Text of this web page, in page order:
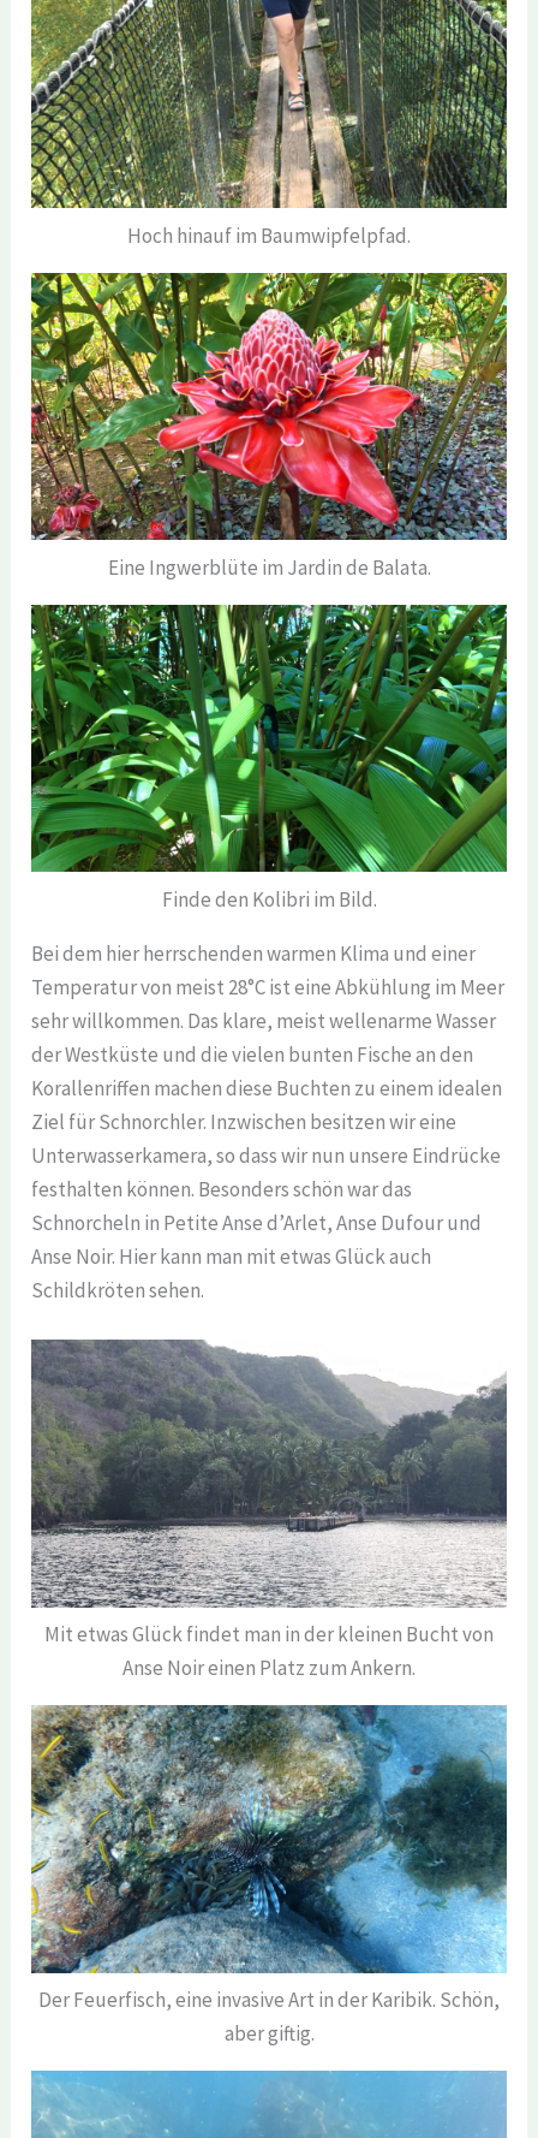
Hoch hinauf im Baumwipfelpfad.
Eine Ingwerblüte im Jardin de Balata.
Finde den Kolibri im Bild.
Bei dem hier herrschenden warmen Klima und einer
Temperatur von meist 28°C ist eine Abkühlung im Meer
sehr willkommen. Das klare, meist wellenarme Wasser
der Westküste und die vielen bunten Fische an den
Korallenriffen machen diese Buchten zu einem idealen
Ziel für Schnorchler. Inzwischen besitzen wir eine
Unterwasserkamera, so dass wir nun unsere Eindrücke
festhalten können. Besonders schön war das
Schnorcheln in Petite Anse d’Arlet, Anse Dufour und
Anse Noir. Hier kann man mit etwas Glück auch
Schildkröten sehen.
Mit etwas Glück findet man in der kleinen Bucht von
Anse Noir einen Platz zum Ankern.
Der Feuerfisch, eine invasive Art in der Karibik. Schön,
aber giftig.